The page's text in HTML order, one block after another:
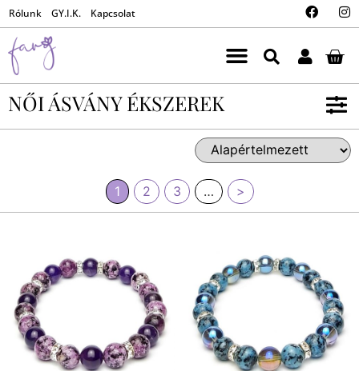
Rólunk GY.I.K. Kapcsolat
NŐI ÁSVÁNY ÉKSZEREK
1 2 3 … >